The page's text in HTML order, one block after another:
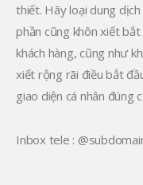
thiết. Hãy loại dung
phần cũng khôn xiết
khách hàng, cũng như
xiết rộng rãi điều bắt
giao diện cá nhân đúng
Inbox tele :